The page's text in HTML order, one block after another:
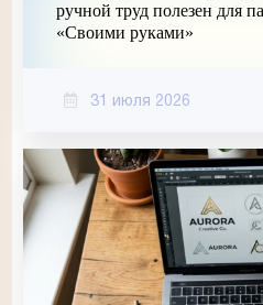
ручной труд полезен для
«Своими руками»
31 июля 2026